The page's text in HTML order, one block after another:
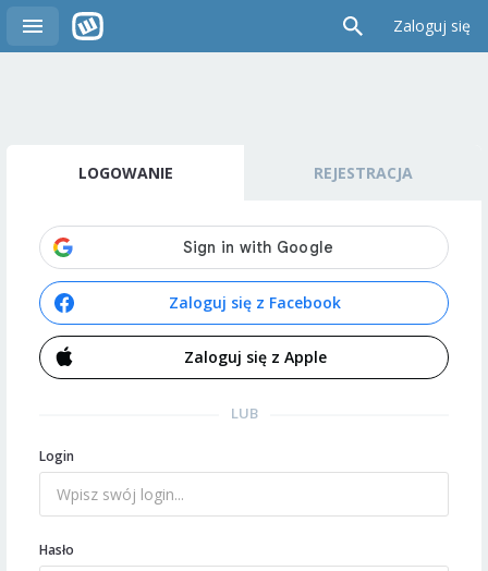
Zaloguj się
LOGOWANIE REJESTRACJA
Zaloguj się z Facebook
Zaloguj się z Apple
LUB
Login
Hasło